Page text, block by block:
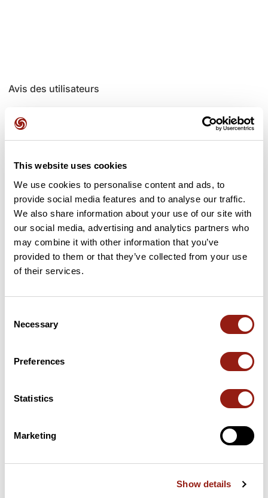
This website uses cookies
We use cookies to personalise content and ads, to
provide social media features and to analyse our traffic.
We also share information about your use of our site with
our social media, advertising and analytics partners who
may combine it with other information that you’ve
provided to them or that they’ve collected from your use
of their services.
Selection
Necessary
Preferences
Statistics
Marketing
Show details
Avis des utilisateurs
Soyez le premier à ajouter un avis !
Cols le long du parcours
70 km
Résumé
Athis-Val-de-Rouvre. Il présente une ascension cumulée de plus
de 1290m. Prévoyez environ 3 heures et 55 minutes pour
Dernière modification de la fiche parcours: 28 juillet 2022 à 19:28:52.
Identifiant du parcours: 15232404